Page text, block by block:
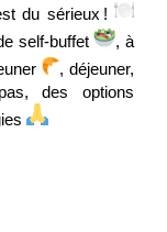
du sérieux !
self-buffet
, à
, déjeuner,
des options